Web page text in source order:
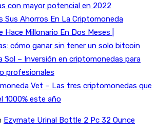
con mayor potencial en 2022
Sus Ahorros En La Criptomoneda
Hace Millonario En Dos Meses |
cómo ganar sin tener un solo bitcoin
Sol – Inversión en criptomonedas para
profesionales
Vet – Las tres criptomonedas que
1000% este año
Ezymate Urinal Bottle 2 Pc 32 Ounce